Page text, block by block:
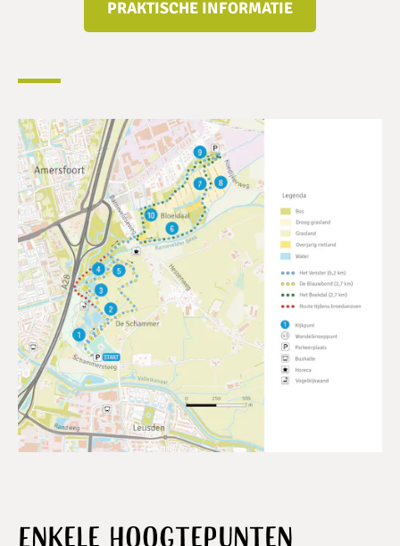
PRAKTISCHE INFORMATIE